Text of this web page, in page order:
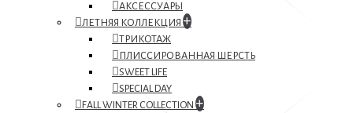
АКСЕССУАРЫ
ЛЕТНЯЯ КОЛЛЕКЦИЯ +
ТРИКОТАЖ
ПЛИССИРОВАННАЯ ШЕРСТЬ
SWEET LIFE
SPECIAL DAY
FALL WINTER COLLECTION +